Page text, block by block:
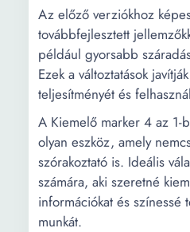
Az előző verziókhoz
továbbfejlesztett
például gyorsabb
Ezek a változtatások
teljesítményét és
A Kiemelő marker 4 az 1-
olyan eszköz, amely
szórakoztató is. Ideális
számára, aki szeretné
információkat és színessé
munkát.